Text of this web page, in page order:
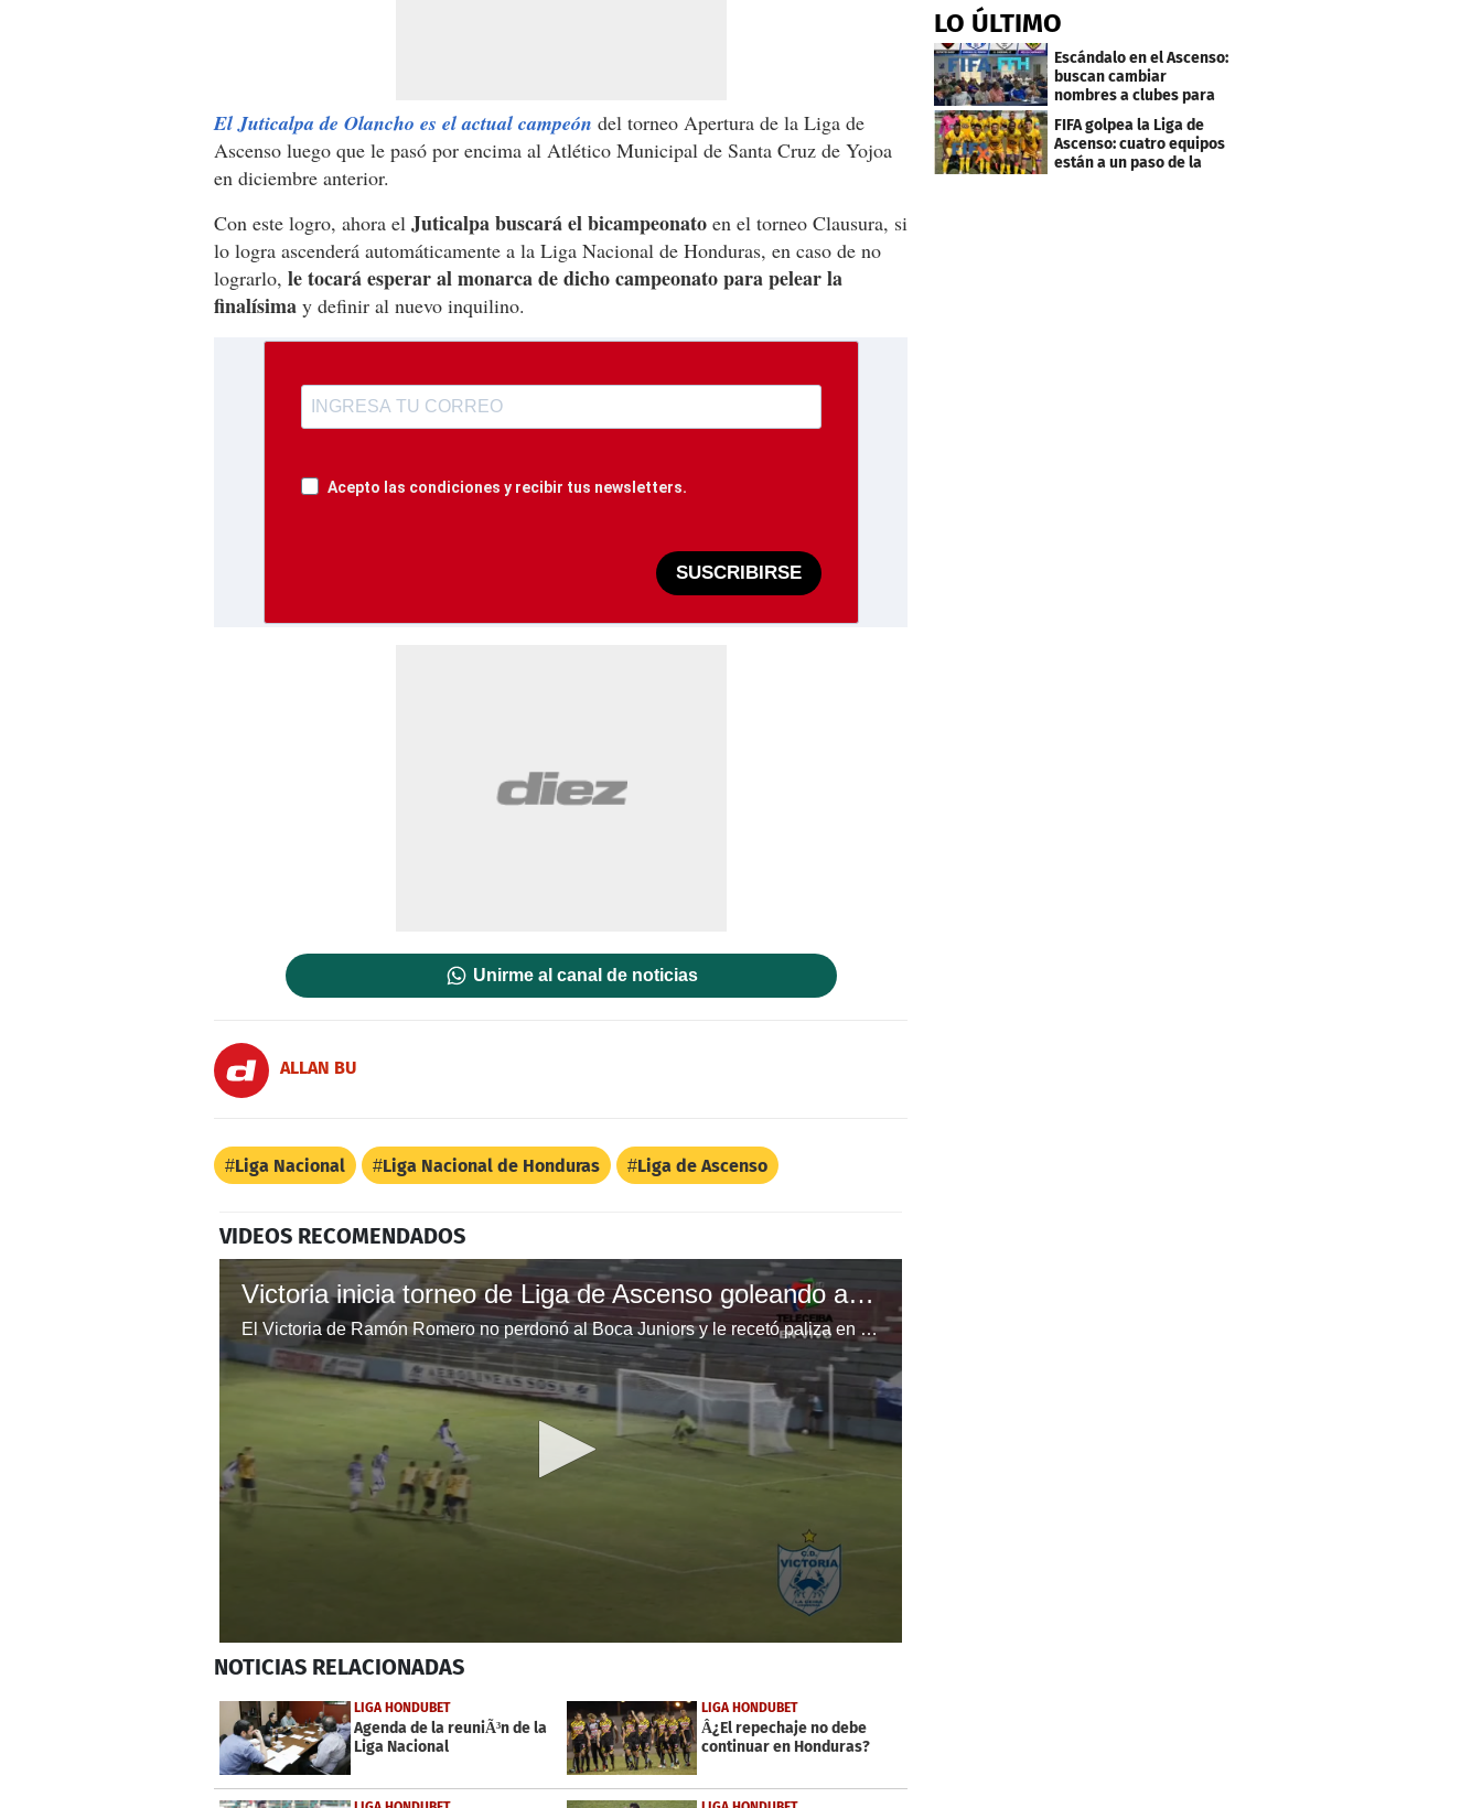
El Juticalpa de Olancho es el actual campeón del torneo Apertura de la Liga de
Ascenso luego que le pasó por encima al Atlético Municipal de Santa Cruz de Yojoa
en diciembre anterior.
Con este logro, ahora el Juticalpa buscará el bicampeonato en el torneo Clausura, si
lo logra ascenderá automáticamente a la Liga Nacional de Honduras, en caso de no
lograrlo, le tocará esperar al monarca de dicho campeonato para pelear la
finalísima y definir al nuevo inquilino.
Acepto las condiciones y recibir tus newsletters.
SUSCRIBIRSE
Unirme al canal de noticias
ALLAN BU
Liga Nacional Liga Nacional de Honduras Liga de Ascenso
VIDEOS RECOMENDADOS
Victoria inicia torneo de Liga de Ascenso goleando a Boca Juniors
El Victoria de Ramón Romero no perdonó al Boca Juniors y le recetó paliza en La Ceiba en el inicio de la Liga de Ascenso de Honduras.
seconds
2
minutes,
17
secondsVolume
0%
NOTICIAS RELACIONADAS
LIGA HONDUBET
Agenda de la reuniÃ³n de la
Liga Nacional
LIGA HONDUBET
Â¿El repechaje no debe
continuar en Honduras?
LO ÚLTIMO
Escándalo en el Ascenso:
buscan cambiar
nombres a clubes para
evitar millonarias
deudas
FIFA golpea la Liga de
Ascenso: cuatro equipos
están a un paso de la